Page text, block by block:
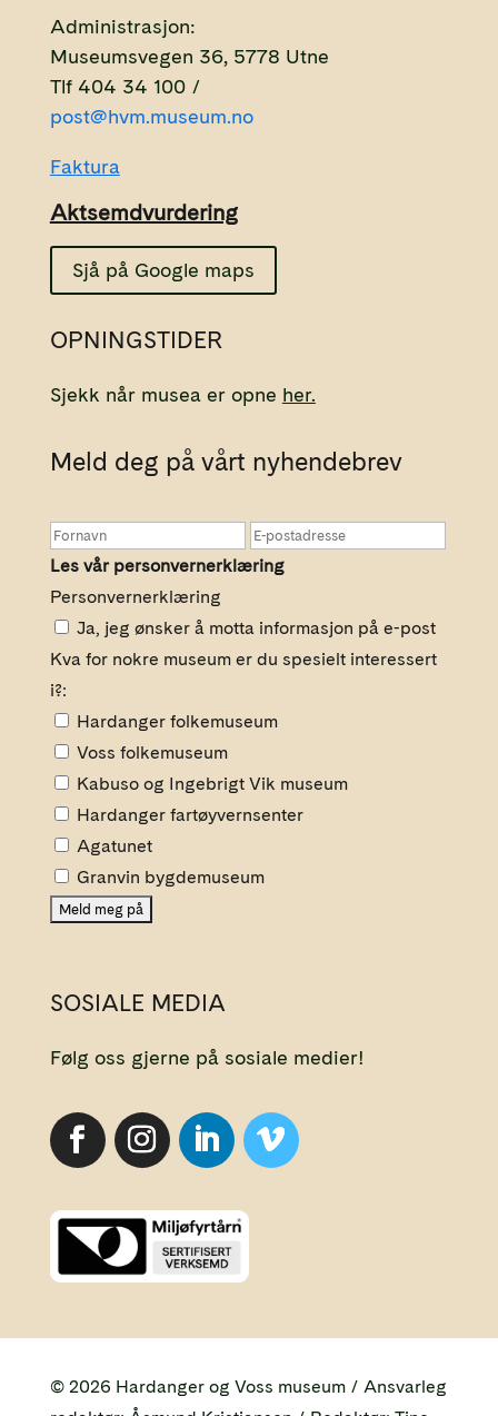
Administrasjon:
Museumsvegen 36, 5778 Utne
Tlf 404 34 100 /
post@hvm.museum.no
Faktura
Aktsemdvurdering
Sjå på Google maps
OPNINGSTIDER
Sjekk når musea er opne her.
Meld deg på vårt nyhendebrev
Les vår personvernerklæring
Personvernerklæring
Ja, jeg ønsker å motta informasjon på e-post
Kva for nokre museum er du spesielt interessert
i?:
Hardanger folkemuseum
Voss folkemuseum
Kabuso og Ingebrigt Vik museum
Hardanger fartøyvernsenter
Agatunet
Granvin bygdemuseum
SOSIALE MEDIA
Følg oss gjerne på sosiale medier!
© 2026 Hardanger og Voss museum / Ansvarleg